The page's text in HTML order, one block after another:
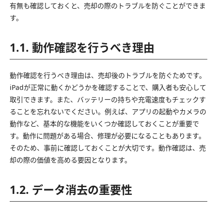
有無も確認しておくと、売却の際のトラブルを防ぐことができま
す。
1.1. 動作確認を行うべき理由
動作確認を行うべき理由は、売却後のトラブルを防ぐためです。
iPadが正常に動くかどうかを確認することで、購入者も安心して
取引できます。また、バッテリーの持ちや充電速度もチェックす
ることを忘れないでください。例えば、アプリの起動やカメラの
動作など、基本的な機能をいくつか確認しておくことが重要で
す。動作に問題がある場合、修理が必要になることもあります。
そのため、事前に確認しておくことが大切です。動作確認は、売
却の際の価値を高める要因となります。
1.2. データ消去の重要性